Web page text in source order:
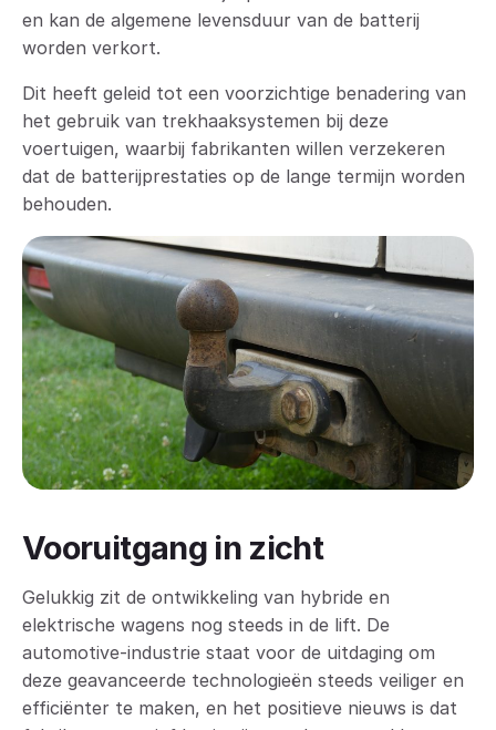
en kan de algemene levensduur van de batterij
worden verkort.
Dit heeft geleid tot een voorzichtige benadering van
het gebruik van trekhaaksystemen bij deze
voertuigen, waarbij fabrikanten willen verzekeren
dat de batterijprestaties op de lange termijn worden
behouden.
Vooruitgang in zicht
Gelukkig zit de ontwikkeling van hybride en
elektrische wagens nog steeds in de lift. De
automotive-industrie staat voor de uitdaging om
deze geavanceerde technologieën steeds veiliger en
efficiënter te maken, en het positieve nieuws is dat